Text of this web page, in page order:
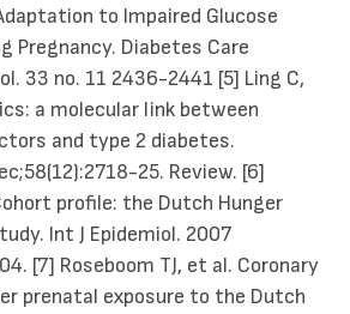
to Impaired Glucose
Pregnancy. Diabetes Care
33 no. 11 2436-2441 [5] Ling C,
a molecular link between
and type 2 diabetes.
25. Review. [6]
profile: the Dutch Hunger
Int J Epidemiol. 2007
[7] Roseboom TJ, et al. Coronary
prenatal exposure to the Dutch